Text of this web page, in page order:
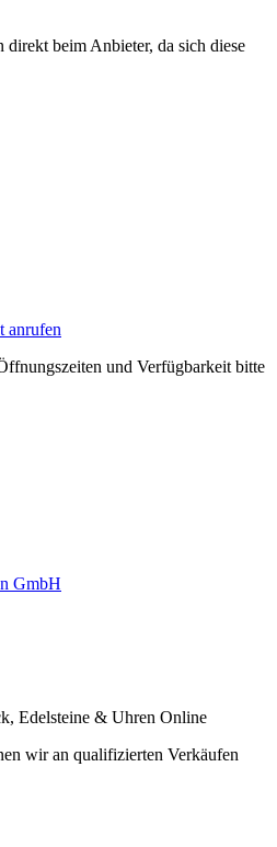
beim Anbieter, da sich diese
anrufen
und Verfügbarkeit bitte
GmbH
Edelsteine & Uhren Online
wir an qualifizierten Verkäufen